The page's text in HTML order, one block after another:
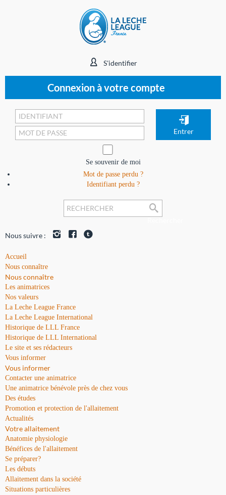
S'identifier
Connexion à votre compte
Se souvenir de moi
Mot de passe perdu ?
Identifiant perdu ?
Nous suivre :
Accueil
Nous connaître
Nous connaître
Les animatrices
Nos valeurs
La Leche League France
La Leche League International
Historique de LLL France
Historique de LLL International
Le site et ses rédacteurs
Vous informer
Vous informer
Contacter une animatrice
Une animatrice bénévole près de chez vous
Des études
Promotion et protection de l'allaitement
Actualités
Votre allaitement
Anatomie physiologie
Bénéfices de l'allaitement
Se préparer?
Les débuts
Allaitement dans la société
Situations particulières